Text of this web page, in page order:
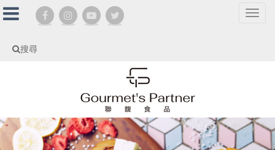
搜尋
選